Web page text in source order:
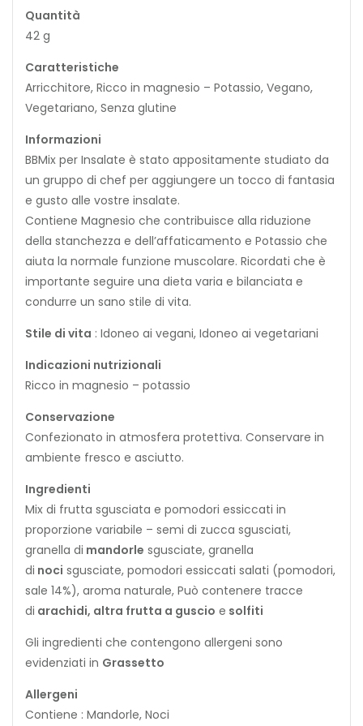
Quantità
42 g
Caratteristiche
Arricchitore, Ricco in magnesio – Potassio, Vegano,
Vegetariano, Senza glutine
Informazioni
BBMix per Insalate è stato appositamente studiato da
un gruppo di chef per aggiungere un tocco di fantasia
e gusto alle vostre insalate.
Contiene Magnesio che contribuisce alla riduzione
della stanchezza e dell’affaticamento e Potassio che
aiuta la normale funzione muscolare. Ricordati che è
importante seguire una dieta varia e bilanciata e
condurre un sano stile di vita.
Stile di vita : Idoneo ai vegani, Idoneo ai vegetariani
Indicazioni nutrizionali
Ricco in magnesio – potassio
Conservazione
Confezionato in atmosfera protettiva. Conservare in
ambiente fresco e asciutto.
Ingredienti
Mix di frutta sgusciata e pomodori essiccati in
proporzione variabile – semi di zucca sgusciati,
granella di mandorle sgusciate, granella
di noci sgusciate, pomodori essiccati salati (pomodori,
sale 14%), aroma naturale, Può contenere tracce
di arachidi, altra frutta a guscio e solfiti
Gli ingredienti che contengono allergeni sono
evidenziati in Grassetto
Allergeni
Contiene : Mandorle, Noci